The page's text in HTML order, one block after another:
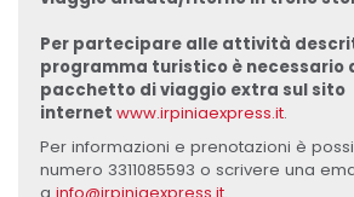
Per partecipare alle attività
programma turistico è necessario
pacchetto di viaggio extra sul sito
internet www.irpiniaexpress.it.
Per informazioni e prenotazioni è
numero 3311085593 o scrivere una